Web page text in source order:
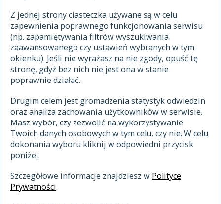
Z jednej strony ciasteczka używane są w celu
zapewnienia poprawnego funkcjonowania serwisu
(np. zapamiętywania filtrów wyszukiwania
zaawansowanego czy ustawień wybranych w tym
okienku). Jeśli nie wyrażasz na nie zgody, opuść tę
stronę, gdyż bez nich nie jest ona w stanie
poprawnie działać.
Drugim celem jest gromadzenia statystyk odwiedzin
oraz analiza zachowania użytkowników w serwisie.
Masz wybór, czy zezwolić na wykorzystywanie
Twoich danych osobowych w tym celu, czy nie. W celu
dokonania wyboru kliknij w odpowiedni przycisk
poniżej.
Szczegółowe informacje znajdziesz w Polityce
Prywatności.
autorzy tekstów źródłowych
zasady opracowania
statystyki
najnowsze hasła
ostatnio zmodyfikowane hasła
materiały archiwalne
cytowanie
kontakt
XVII I XVIII WIEKU
znajdź hasła
zaczynające się od